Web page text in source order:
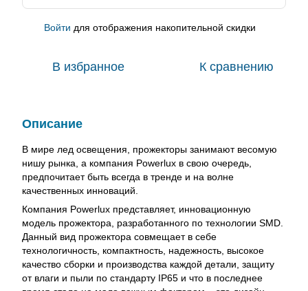
Войти для отображения накопительной скидки
В избранное К сравнению
Описание
В мире лед освещения, прожекторы занимают весомую
нишу рынка, а компания Powerlux в свою очередь,
предпочитает быть всегда в тренде и на волне
качественных инноваций.
Компания Powerlux представляет, инновационную
модель прожектора, разработанного по технологии SMD.
Данный вид прожектора совмещает в себе
технологичность, компактность, надежность, высокое
качество сборки и производства каждой детали, защиту
от влаги и пыли по стандарту IP65 и что в последнее